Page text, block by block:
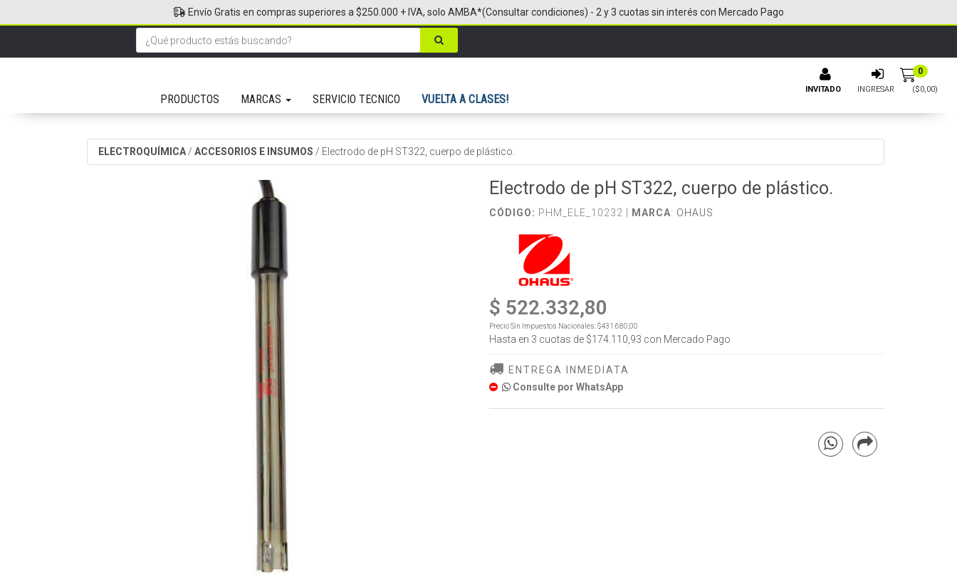
INVITADO INGRESAR
0
($0,00)
PRODUCTOS MARCAS SERVICIO TECNICO VUELTA A CLASES!
Envío Gratis en compras superiores a $250.000 + IVA, solo AMBA*(Consultar condiciones) - 2 y 3 cuotas sin interés con Mercado Pago
ELECTROQUÍMICA / ACCESORIOS E INSUMOS / Electrodo de pH ST322, cuerpo de plástico.
Electrodo de pH ST322, cuerpo de plástico.
CÓDIGO: PHM_ELE_10232 | MARCA: OHAUS
$ 522.332,80
Precio Sin Impuestos Nacionales:$431.680,00
Hasta en 3 cuotas de $174.110,93 con Mercado Pago
ENTREGA INMEDIATA
Consulte por WhatsApp